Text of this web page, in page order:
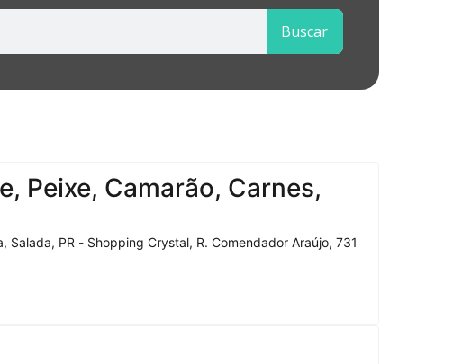
Buscar
Peixe, Camarão, Carnes,
PR - Shopping Crystal, R. Comendador Araújo, 731